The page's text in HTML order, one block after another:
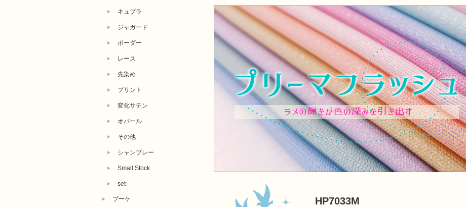
HP7033M
キュプラ
ジャガード
ボーダー
レース
先染め
プリント
変化サテン
オパール
その他
シャンブレー
Small Stock
set
ブーケ